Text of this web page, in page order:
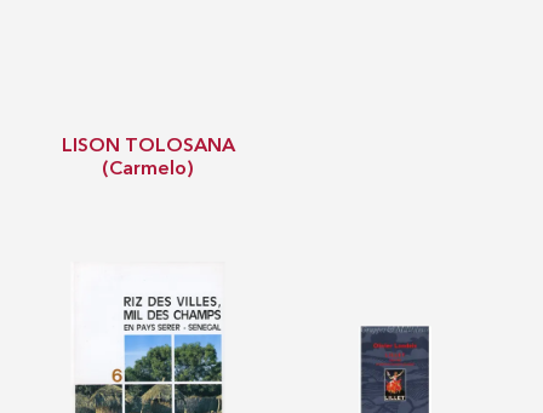
LISON TOLOSANA
(Carmelo)